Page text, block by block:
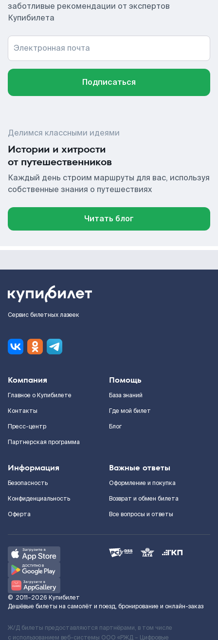
заботливые рекомендации от экспертов
Купибилета
Электронная почта
Подписаться
Делимся классными идеями
Истории и хитрости
от путешественников
Каждый день строим маршруты для вас, используя
собственные знания о путешествиях
Читать блог
Сервис билетных лазеек
Компания
Главное о Купибилете
Контакты
Пресс-центр
Партнерская программа
Помощь
База знаний
Где мой билет
Блог
Информация
Безопасность
Конфиденциальность
Оферта
Важные ответы
Оформление и покупка
Возврат и обмен билета
Все вопросы и ответы
© 2011–2026 Купибилет
Дешёвые билеты на самолёт и поезд, бронирование и онлайн-заказ
Ж/Д билеты предоставляются партнёрами, в том числе
с использованием веб-системы ООО «РЖД – Цифровые